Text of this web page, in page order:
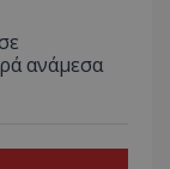
ανάμεσα